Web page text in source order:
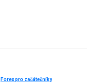
Forex pro začátečníky